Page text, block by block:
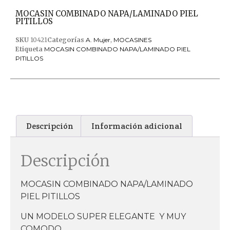
MOCASIN COMBINADO NAPA/LAMINADO PIEL
PITILLOS
SKU 10421 Categorías A. Mujer, MOCASINES
Etiqueta MOCASIN COMBINADO NAPA/LAMINADO PIEL
PITILLOS
Descripción Información adicional
Descripción
MOCASIN COMBINADO NAPA/LAMINADO
PIEL PITILLOS
UN MODELO SUPER ELEGANTE Y MUY